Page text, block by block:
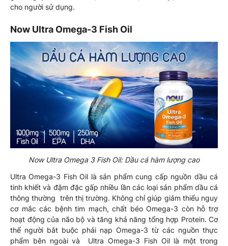
cho người sử dụng.
Now Ultra Omega-3 Fish Oil
Now Ultra Omega 3 Fish Oil: Dầu cá hàm lượng cao
Ultra Omega-3 Fish Oil là sản phẩm cung cấp nguồn dầu cá
tinh khiết và đậm đặc gấp nhiều lần các loại sản phẩm dầu cá
thông thường trên thị trường. Không chỉ giúp giảm thiểu nguy
cơ mắc các bệnh tim mạch, chất béo Omega-3 còn hỗ trợ
hoạt động của não bộ và tăng khả năng tổng hợp Protein. Cơ
thể người bắt buộc phải nạp Omega-3 từ các nguồn thực
phẩm bên ngoài và Ultra Omega-3 Fish Oil là một trong